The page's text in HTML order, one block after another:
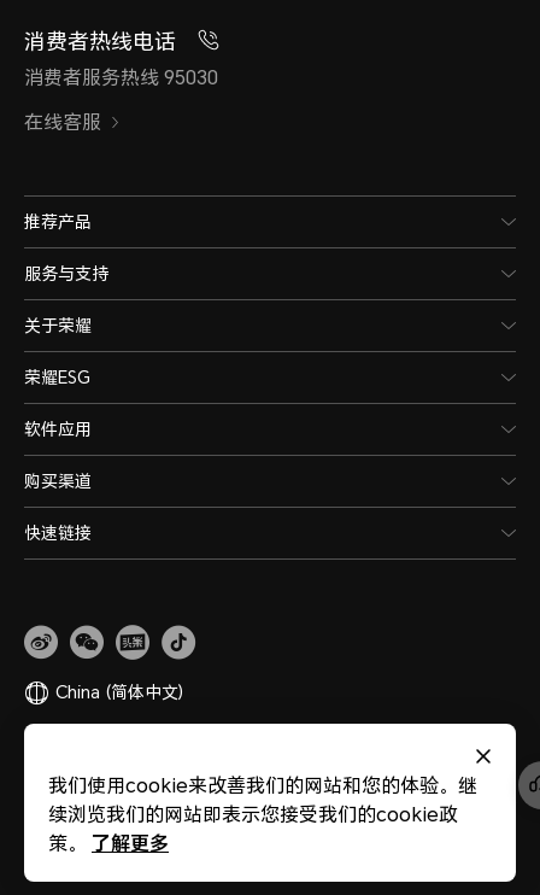
消费者热线电话
消费者服务热线 95030
在线客服
推荐产品
服务与支持
关于荣耀
荣耀ESG
软件应用
购买渠道
快速链接
China (简体中文)
版权所有 © 荣耀终端股份有限公司 2020-2026 保留一切权利。
44030002002883
粤ICP备20047157号
我们使用cookie来改善我们的网站和您的体验。继
续浏览我们的网站即表示您接受我们的cookie政
策。
了解更多